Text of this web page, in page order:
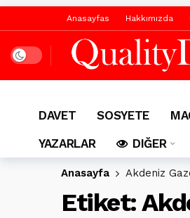
Anasayfas Hakkımızda
Dark mode
DAVET SOSYETE
YAZARLAR
DIĞER
Anasayfa Akdeniz
Etiket: